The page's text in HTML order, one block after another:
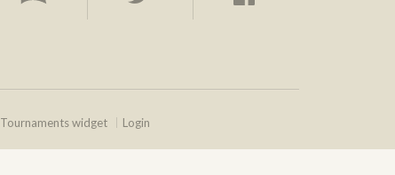
Tournaments widget Login